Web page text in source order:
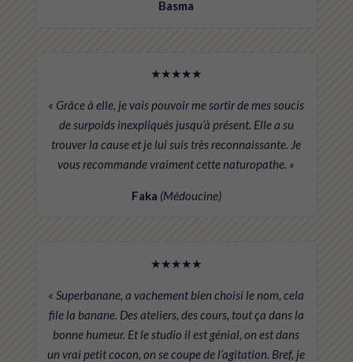
Basma
★★★★★
« Grâce à elle, je vais pouvoir me sortir de mes soucis
de surpoids inexpliqués jusqu’à présent. Elle a su
trouver la cause et je lui suis très reconnaissante. Je
vous recommande vraiment cette naturopathe. »
Faka (Médoucine)
★★★★★
« Superbanane, a vachement bien choisi le nom, cela
file la banane. Des ateliers, des cours, tout ça dans la
bonne humeur. Et le studio il est génial, on est dans
un vrai petit cocon, on se coupe de l’agitation. Bref, je